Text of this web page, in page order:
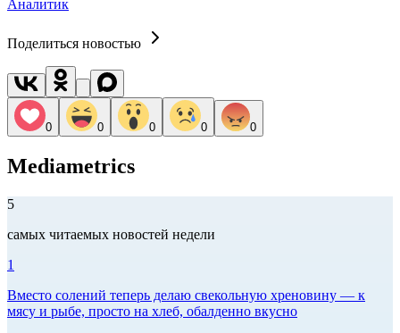
Аналитик
Поделиться новостью
0 0 0 0 0
Mediametrics
5
самых читаемых новостей недели
1
Вместо солений теперь делаю свекольную хреновину — к
мясу и рыбе, просто на хлеб, обалденно вкусно